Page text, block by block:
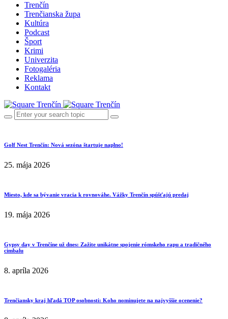
Trenčín
Trenčianska župa
Kultúra
Podcast
Šport
Krimi
Univerzita
Fotogaléria
Reklama
Kontakt
Golf Nest Trenčín: Nová sezóna štartuje naplno!
25. mája 2026
Miesto, kde sa bývanie vracia k rovnováhe. Vážky Trenčín spúšťajú predaj
19. mája 2026
Gypsy day v Trenčíne už dnes: Zažite unikátne spojenie rómskeho rapu a tradičného
cimbalu
8. apríla 2026
Trenčiansky kraj hľadá TOP osobnosti: Koho nominujete na najvyššie ocenenie?